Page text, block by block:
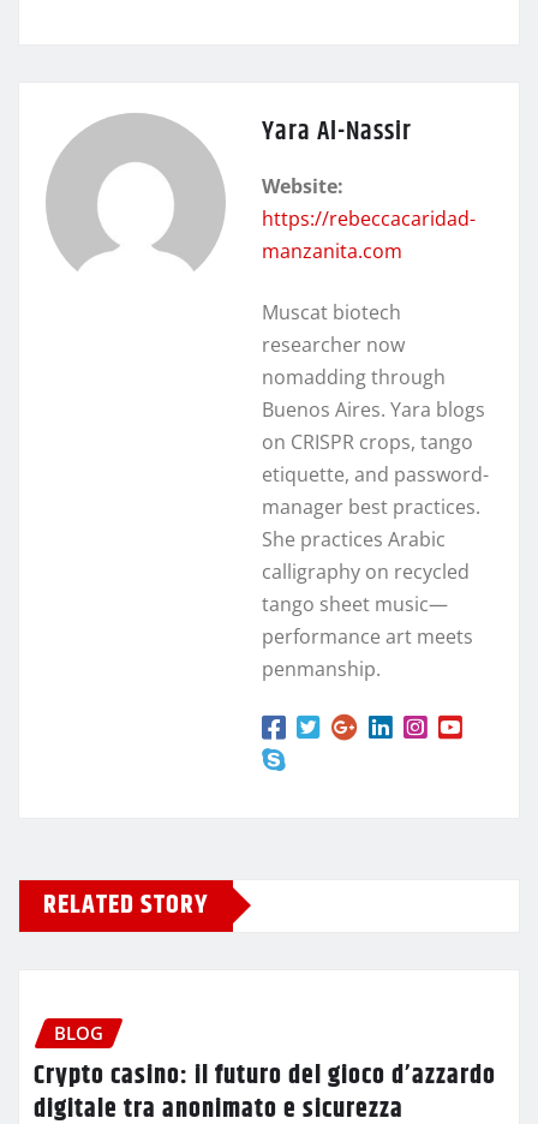
Yara Al-Nassir
Website:
https://rebeccacaridad-
manzanita.com
Muscat biotech
researcher now
nomadding through
Buenos Aires. Yara blogs
on CRISPR crops, tango
etiquette, and password-
manager best practices.
She practices Arabic
calligraphy on recycled
tango sheet music—
performance art meets
penmanship.
RELATED STORY
BLOG
Crypto casino: il futuro del gioco d’azzardo
digitale tra anonimato e sicurezza